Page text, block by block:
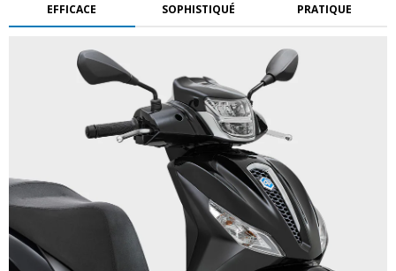
EFFICACE SOPHISTIQUÉ PRATIQUE